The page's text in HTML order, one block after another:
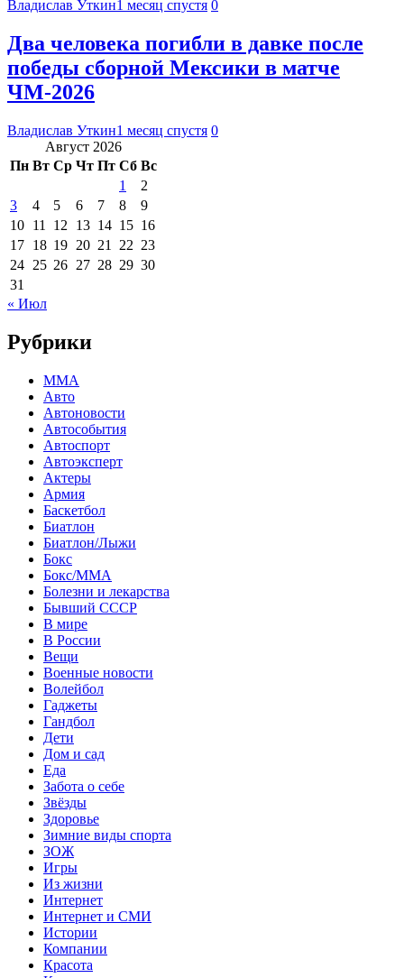
Владислав Уткин1 месяц спустя 0
Два человека погибли в давке после
победы сборной Мексики в матче
ЧМ-2026
Владислав Уткин1 месяц спустя 0
Август 2026
Пн Вт Ср Чт Пт Сб Вс
1
2
3
4 5 6 7 8
9
10 11 12 13 14 15 16
17 18 19 20 21 22 23
24 25 26 27 28 29 30
31
« Июл
Рубрики
MMA
Авто
Автоновости
Автособытия
Автоспорт
Автоэксперт
Актеры
Армия
Баскетбол
Биатлон
Биатлон/Лыжи
Бокс
Бокс/MMA
Болезни и лекарства
Бывший СССР
В мире
В России
Вещи
Военные новости
Волейбол
Гаджеты
Гандбол
Дети
Дом и сад
Еда
Забота о себе
Звёзды
Здоровье
Зимние виды спорта
ЗОЖ
Игры
Из жизни
Интернет
Интернет и СМИ
Истории
Компании
Красота